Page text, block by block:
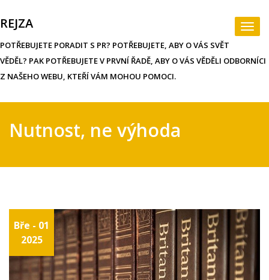
to
content
REJZA
POTŘEBUJETE PORADIT S PR? POTŘEBUJETE, ABY O VÁS SVĚT
VĚDĚL? PAK POTŘEBUJETE V PRVNÍ ŘADĚ, ABY O VÁS VĚDĚLI ODBORNÍCI
Z NAŠEHO WEBU, KTEŘÍ VÁM MOHOU POMOCI.
Nutnost, ne výhoda
Bře - 01
2025